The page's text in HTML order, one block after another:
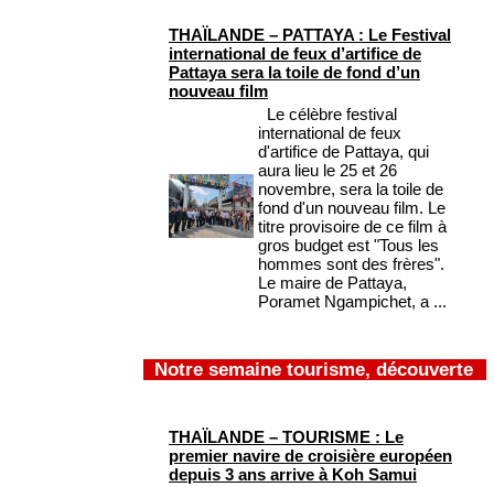
THAÏLANDE – PATTAYA : Le Festival
international de feux d’artifice de
Pattaya sera la toile de fond d’un
nouveau film
Le célèbre festival
international de feux
d'artifice de Pattaya, qui
aura lieu le 25 et 26
novembre, sera la toile de
fond d'un nouveau film. Le
titre provisoire de ce film à
gros budget est "Tous les
hommes sont des frères".
Le maire de Pattaya,
Poramet Ngampichet, a ...
Notre semaine tourisme, découverte
THAÏLANDE – TOURISME : Le
premier navire de croisière européen
depuis 3 ans arrive à Koh Samui